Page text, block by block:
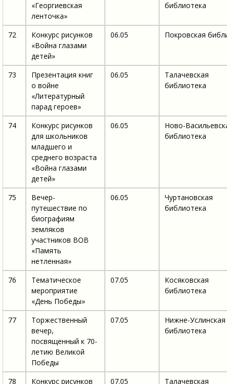
«Георгиевская
ленточка»
библиотека
72
Конкурс рисунков
«Война глазами
детей»
06.05 Покровская
73
Презентация книг
о войне
«Литературный
парад героев»
06.05
Талачевская
библиотека
74
Конкурс рисунков
для школьников
младшего и
среднего возраста
«Война глазами
детей»
06.05
Ново-
библиотека
75
Вечер-
путешествие по
биографиям
земляков
участников ВОВ
«Память
нетленная»
06.05
Чуртановская
библиотека
76
Тематическое
мероприятие
«День Победы»
07.05
Косяковская
библиотека
77
Торжественный
вечер,
посвященный к 70-
летию Великой
Победы
07.05
Нижне-Услинская
библиотека
78
Конкурс рисунков
07.05
Талачевская